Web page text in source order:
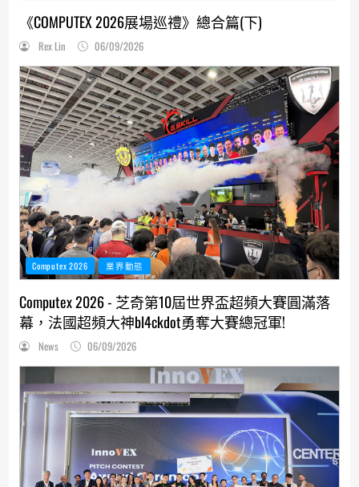
《COMPUTEX 2026展場巡禮》總合篇(下)
Rex Lin 06/09/2026
Computex 2026 業界動態
Computex 2026 - 芝奇第10屆世界盃超頻大賽圓滿落
幕，法國超頻大神bl4ckdot勇奪大賽總冠軍!
News 06/09/2026